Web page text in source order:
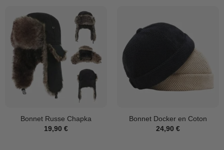
Bonnet Russe Chapka
19,90 €
Bonnet Docker en Coton
24,90 €